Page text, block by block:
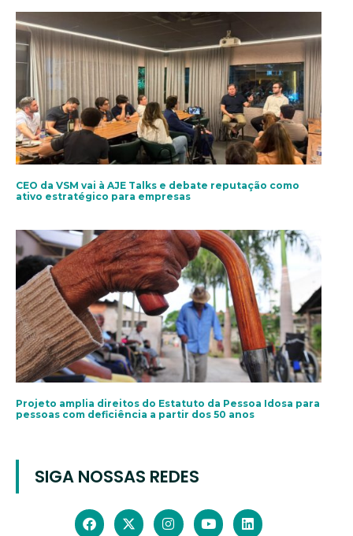
CEO da VSM vai à AJE Talks e debate reputação como
ativo estratégico para empresas
Projeto amplia direitos do Estatuto da Pessoa Idosa para
pessoas com deficiência a partir dos 50 anos
SIGA NOSSAS REDES